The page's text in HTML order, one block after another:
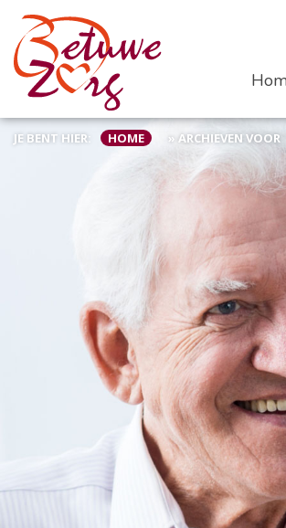
JE BENT HIER: HOME » ARCHIEVEN VOOR